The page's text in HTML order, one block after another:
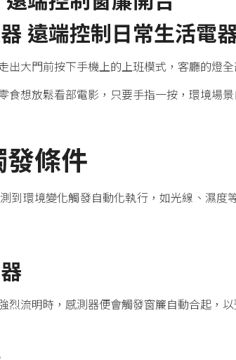
遠端控制日常生活電
出大門前按下手機上的上班模式，客廳的燈
食想放鬆看部電影，只要手指一按，環境場
發條件
到環境變化觸發自動化執行，如光線、濕
烈流明時，感測器便會觸發窗簾自動合起，